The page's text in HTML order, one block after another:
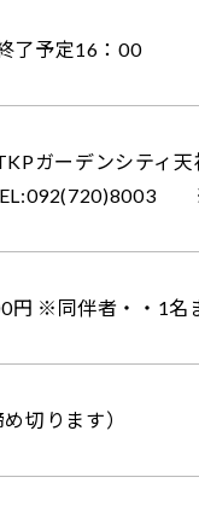
了予定16：00
ガーデンシティ天
※
円 ※同伴者・・1
切ります）